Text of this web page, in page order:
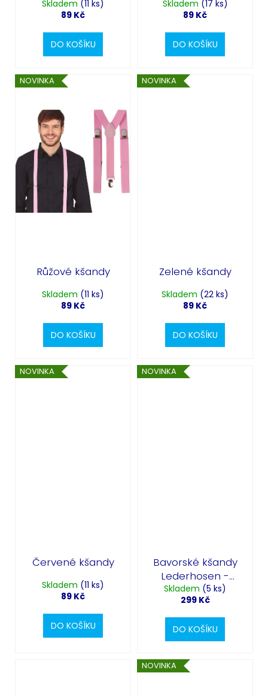
Skladem (11 ks)
89 Kč
DO KOŠÍKU
Skladem (17 ks)
89 Kč
DO KOŠÍKU
NOVINKA
Růžové kšandy
Skladem (11 ks)
89 Kč
DO KOŠÍKU
NOVINKA
Zelené kšandy
Skladem (22 ks)
89 Kč
DO KOŠÍKU
NOVINKA
Červené kšandy
Skladem (11 ks)
89 Kč
DO KOŠÍKU
NOVINKA
Bavorské kšandy
Lederhosen -
Oktoberfest
Skladem (5 ks)
299 Kč
DO KOŠÍKU
NOVINKA